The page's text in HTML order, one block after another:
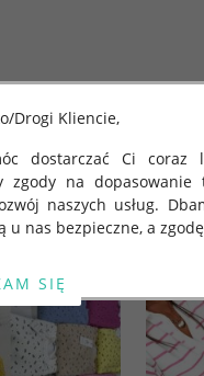
Drogi Kliencie,
dostarczać Ci coraz
zgody na
naszych usług.
u nas bezpieczne, a
roku obowiązuje
r. w sprawie ochrony
takich danych
Rozporządzenie o
Twoich danych oraz